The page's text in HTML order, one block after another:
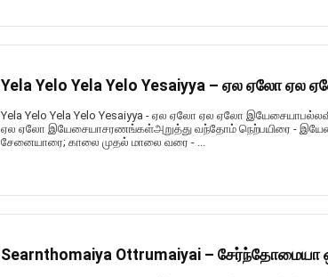
Yela Yelo Yela Yelo Yesaiyya – ஏல ஏலோ ஏல
Yela Yelo Yela Yelo Yesaiyya - ஏல ஏலோ ஏல ஏலோ
ஏல ஏலோ இயேசையாசரணங்கள்அறுத்து வந்தோம் நெற்பயிரை -
சேனையாரை; காலை முதல் மாலை வரை - ...
Searnthomaiya Ottrumaiyai – சேர்ந்தோமையா